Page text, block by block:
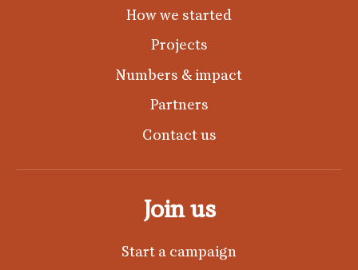
How we started
Projects
Numbers & impact
Partners
Contact us
Join us
Start a campaign